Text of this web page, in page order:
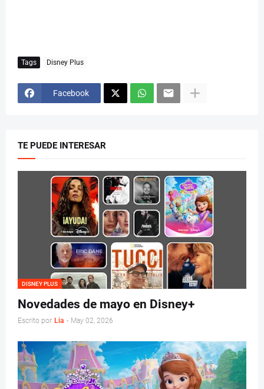
Tags Disney Plus
Facebook
TE PUEDE INTERESAR
DISNEY PLUS
Novedades de mayo en Disney+
Escrito por Lia - May 02, 2026